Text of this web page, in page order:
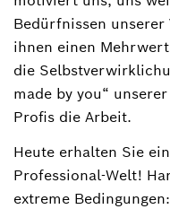
Bedürfnissen
ihnen einen
die
made by you“
Profis die Arbeit.
Heute erhalten Sie
Professional-Welt!
extreme